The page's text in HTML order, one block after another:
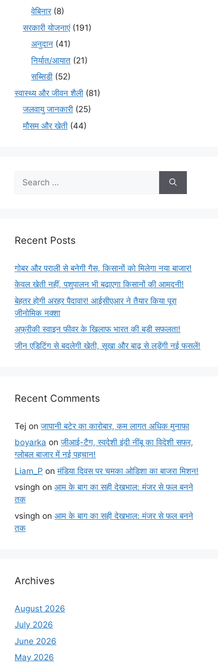
वेबिनार(8)
सरकारी योजनाएं(191)
अनुदान (41)
निर्यात/आयात (21)
सब्सिडी (52)
स्वास्थ्य और जीवन शैली (81)
जलवायु जानकारी (25)
मौसम और खेती (44)
Recent Posts
गोबर और पराली से बनेगी गैस, किसानों को मिलेगा नया बाजार!
केवल खेती नहीं, पशुपालन भी बढ़ाएगा किसानों की आमदनी!
बेहतर होगी अरहर पैदावार! आईसीएआर ने तैयार किया पूरा
जीनोमिक नक्शा
अफ्रीकी स्वाइन फीवर के खिलाफ भारत की बड़ी सफलता!
जीन एडिटिंग से बदलेगी खेती, सूखा और बाढ़ से लड़ेंगी नई फसलें!
Recent Comments
Tej onजापानी बटेर का कारोबार, कम लागत अधिक मुनाफा
boyarka onजीआई-टैग, स्वदेशी इंदी नींबू का विदेशी सफर,
ग्लोबल बाजार में नई पहचान!
Liam_P onमंडिया दिवस पर चमका ओडिशा का बाजरा मिशन!
vsingh on आम के बाग का सही देखभाल: मंजर से फल बनने
तक
vsingh on आम के बाग का सही देखभाल: मंजर से फल बनने
तक
Archives
August 2026
July 2026
June 2026
May 2026